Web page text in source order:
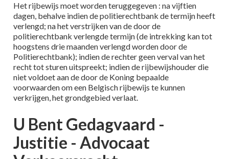
Het rijbewijs moet worden teruggegeven : na vijftien
dagen, behalve indien de politierechtbank de termijn heeft
verlengd; na het verstrijken van de door de
politierechtbank verlengde termijn (de intrekking kan tot
hoogstens drie maanden verlengd worden door de
Politierechtbank); indien de rechter geen verval van het
recht tot sturen uitspreekt; indien de rijbewijshouder die
niet voldoet aan de door de Koning bepaalde
voorwaarden om een Belgisch rijbewijs te kunnen
verkrijgen, het grondgebied verlaat.
U Bent Gedagvaard -
Justitie - Advocaat